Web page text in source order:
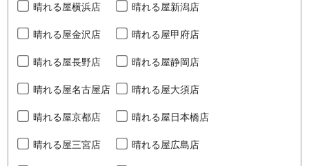
晴れる屋横浜店 晴れる屋新潟店
晴れる屋金沢店 晴れる屋甲府店
晴れる屋長野店 晴れる屋静岡店
晴れる屋名古屋店 晴れる屋大須店
晴れる屋京都店 晴れる屋日本橋店
晴れる屋三宮店 晴れる屋広島店